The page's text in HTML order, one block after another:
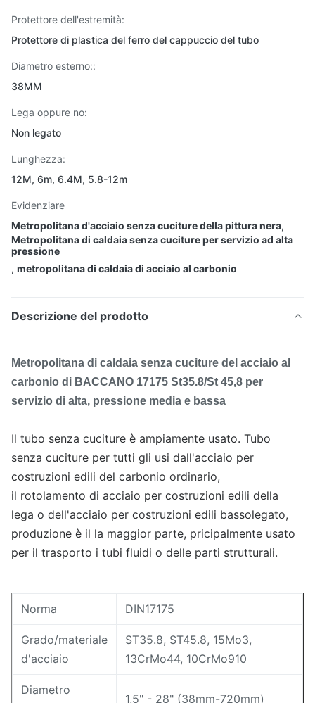
Protettore dell'estremità:
Protettore di plastica del ferro del cappuccio del tubo
Diametro esterno::
38MM
Lega oppure no:
Non legato
Lunghezza:
12M, 6m, 6.4M, 5.8-12m
Evidenziare
Metropolitana d'acciaio senza cuciture della pittura nera,
Metropolitana di caldaia senza cuciture per servizio ad alta
pressione
, metropolitana di caldaia di acciaio al carbonio
Descrizione del prodotto
Metropolitana di caldaia senza cuciture del acciaio al
carbonio di BACCANO 17175 St35.8/St 45,8 per
servizio di alta, pressione media e bassa
Il tubo senza cuciture è ampiamente usato. Tubo
senza cuciture per tutti gli usi dall'acciaio per
costruzioni edili del carbonio ordinario,
il rotolamento di acciaio per costruzioni edili della
lega o dell'acciaio per costruzioni edili bassolegato,
produzione è il la maggior parte, pricipalmente usato
per il trasporto i tubi fluidi o delle parti strutturali.
Norma DIN17175
Grado/materiale
d'acciaio
ST35.8, ST45.8, 15Mo3,
13CrMo44, 10CrMo910
Diametro
1,5" - 28" (38mm-720mm)